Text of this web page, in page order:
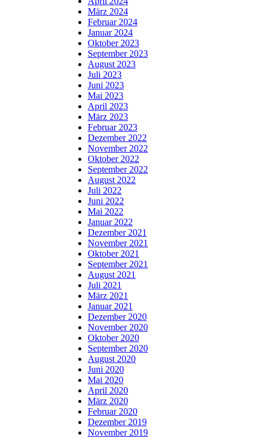
März 2024
Februar 2024
Januar 2024
Oktober 2023
September 2023
August 2023
Juli 2023
Juni 2023
Mai 2023
April 2023
März 2023
Februar 2023
Dezember 2022
November 2022
Oktober 2022
September 2022
August 2022
Juli 2022
Juni 2022
Mai 2022
Januar 2022
Dezember 2021
November 2021
Oktober 2021
September 2021
August 2021
Juli 2021
März 2021
Januar 2021
Dezember 2020
November 2020
Oktober 2020
September 2020
August 2020
Juni 2020
Mai 2020
April 2020
März 2020
Februar 2020
Dezember 2019
November 2019